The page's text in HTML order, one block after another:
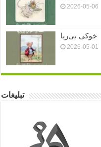
2026-05-06
خوکی بی‌ریا
2026-05-01
تبلیغات